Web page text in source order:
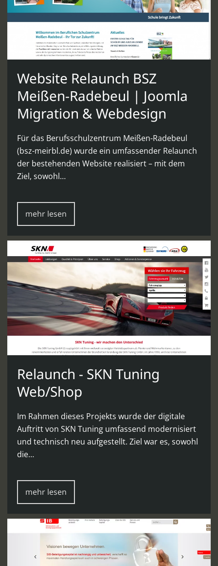
Website Relaunch BSZ
Meißen-Radebeul | Joomla
Migration & Webdesign
Für das Berufsschulzentrum Meißen-Radebeul
(bsz-meirbl.de) wurde ein umfassender Relaunch
der bestehenden Website realisiert – mit dem
Ziel, sowohl…
mehr lesen
Relaunch - SKN Tuning
Web/Shop
Im Rahmen dieses Projekts wurde der digitale
Auftritt von SKN Tuning umfassend modernisiert
und technisch neu aufgestellt. Ziel war es, sowohl
die…
mehr lesen